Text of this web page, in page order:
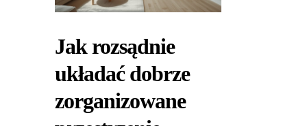
Jak rozsądnie
układać dobrze
zorganizowane